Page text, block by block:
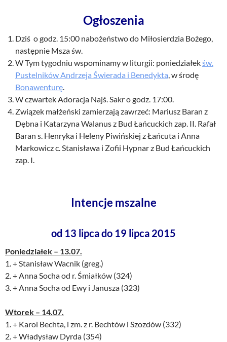
Ogłoszenia
Dziś o godz. 15:00 nabożeństwo do Miłosierdzia Bożego,
następnie Msza św.
W Tym tygodniu wspominamy w liturgii: poniedziałekśw.
Pustelników Andrzeja Świerada i Benedykta, w środę
Bonawenturę.
W czwartek Adoracja Najś. Sakr o godz. 17:00.
Związek małżeński zamierzają zawrzeć: Mariusz Baran z
Dębna i Katarzyna Walanus z Bud Łańcuckich zap. II. Rafał
Baran s. Henryka i Heleny Piwińskiej z Łańcuta i Anna
Markowicz c. Stanisława i Zofii Hypnar z Bud Łańcuckich
zap. I.
Intencje mszalne
od 13 lipca do 19 lipca 2015
Poniedziałek – 13.07.
1. + Stanisław Wacnik (greg.)
2. + Anna Socha od r. Śmiałków (324)
3. + Anna Socha od Ewy i Janusza (323)
Wtorek – 14.07.
1. + Karol Bechta, i zm. z r. Bechtów i Szozdów (332)
2. + Władysław Dyrda (354)